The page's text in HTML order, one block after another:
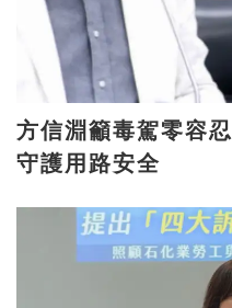
方信淵籲毒駕零容忍 促高市強化防制機制
守護用路安全